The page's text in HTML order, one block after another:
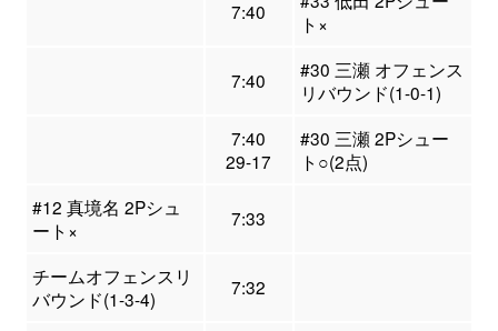
7:40
ト×
7:40
#30 三瀬 オフェンス
リバウンド(1-0-1)
7:40
29-17
#30 三瀬 2Pシュー
ト○(2点)
#12 真境名 2Pシュ
ート×
7:33
チームオフェンスリ
バウンド(1-3-4)
7:32